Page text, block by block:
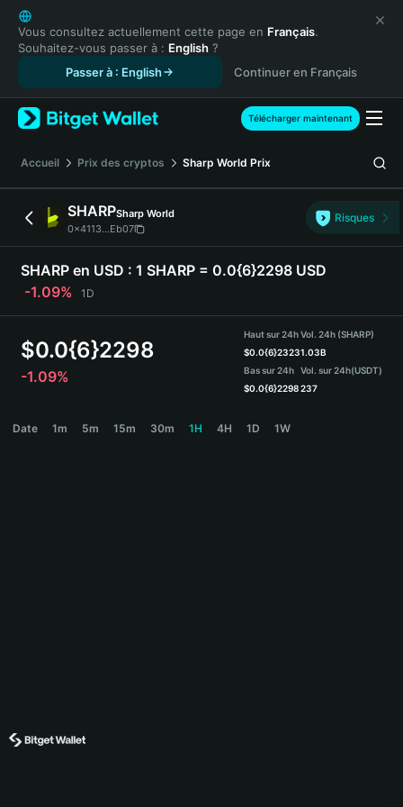
English
日本語
Tiếng Việt
Español (Latinoamérica)
Türkçe
Français
Deutsch
简体中文
繁體中文
Português (Portugal)
Bahasa Indonesia
ภาษาไทย
हिन्दी
Español
Português (Brasil)
Vous consultez actuellement cette page en Français.
Souhaitez-vous passer à : English ?
Passer à : English
Continuer en Français
Télécharger maintenant
Accueil Prix des cryptos Sharp World Prix
SHARPSharp World
0x4113...Eb07
Risques
SHARP en USD : 1 SHARP = 0.0{6}2298 USD
-1.09%
1D
$0.0{6}2298
-1.09%
Haut sur 24h
$0.0{6}2323
Bas sur 24h
$0.0{6}2298
Vol. 24h (SHARP)
1.03B
Vol. sur 24h(USDT)
237
Date 1m 5m 15m 30m 1H 4H 1D 1W